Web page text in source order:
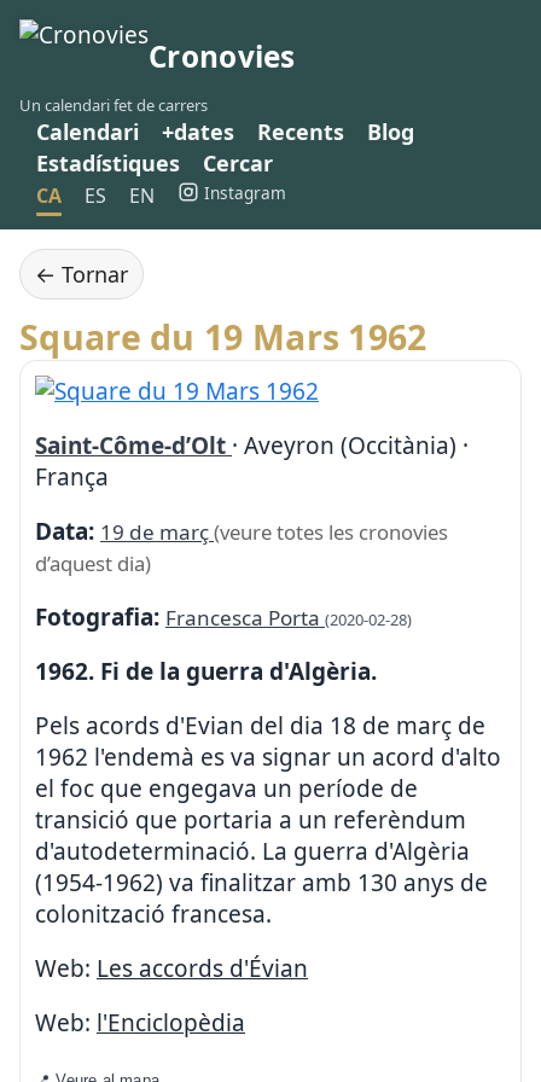
Cronovies
Un calendari fet de carrers
Calendari +dates Recents
Blog
Estadístiques
Cercar
CA ES EN Instagram
← Tornar
Square du 19 Mars 1962
Saint-Côme-d’Olt · Aveyron (Occitània) ·
França
Data: 19 de març(veure totes les cronovies
d’aquest dia)
Fotografia: Francesca Porta (2020-02-28)
1962. Fi de la guerra d'Algèria.
Pels acords d'Evian del dia 18 de març de
1962 l'endemà es va signar un acord d'alto
el foc que engegava un període de
transició que portaria a un referèndum
d'autodeterminació. La guerra d'Algèria
(1954-1962) va finalitzar amb 130 anys de
colonització francesa.
Web: Les accords d'Évian
Web: l'Enciclopèdia